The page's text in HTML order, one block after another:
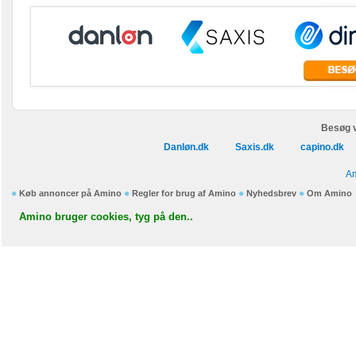
Besøg
Danløn.dk
Saxis.dk capino.dk
Køb annoncer på Amino Regler for brug af Amino Nyhedsbrev Om Amino
Amino bruger cookies, tyg på den..